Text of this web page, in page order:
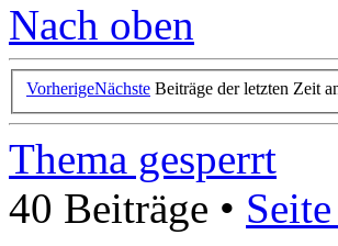
Nach oben
VorherigeNächste Beiträge der letzten Zeit
Thema gesperrt
40 Beiträge • Seite